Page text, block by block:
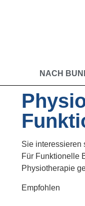
NACH
Sie interessieren
Für Funktionelle
Physiotherapie
Empfohlen